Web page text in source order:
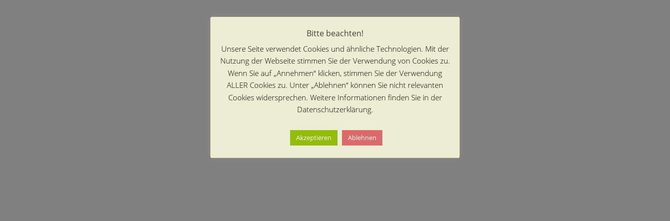
Bitte beachten!
Unsere Seite verwendet Cookies und ähnliche Technologien. Mit der
Nutzung der Webseite stimmen Sie der Verwendung von Cookies zu.
Wenn Sie auf „Annehmen“ klicken, stimmen Sie der Verwendung
ALLER Cookies zu. Unter „Ablehnen“ können Sie nicht relevanten
Cookies widersprechen. Weitere Informationen finden Sie in der
Datenschutzerklärung.
Akzeptieren Ablehnen